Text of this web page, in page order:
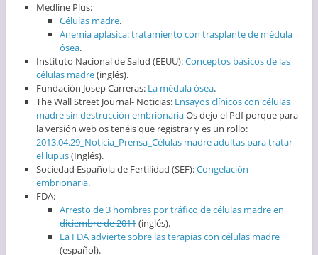
Medline Plus:
Células madre.
Anemia aplásica: tratamiento con trasplante de médula
ósea.
Instituto Nacional de Salud (EEUU):Conceptos básicos de las
células madre(inglés).
Fundación Josep Carreras: La médula ósea.
The Wall Street Journal- Noticias: Ensayos clínicos con células
madre sin destrucción embrionariaOs dejo el Pdf porque para
la versión web os tenéis que registrar y es un rollo:
2013.04.29_Noticia_Prensa_Células madre adultas para tratar
el lupus(Inglés).
Sociedad Española de Fertilidad (SEF):Congelación
embrionaria.
FDA:
Arresto de 3 hombres por tráfico de células madre en
diciembre de 2011(inglés).
La FDA advierte sobre las terapias con células madre
(español).